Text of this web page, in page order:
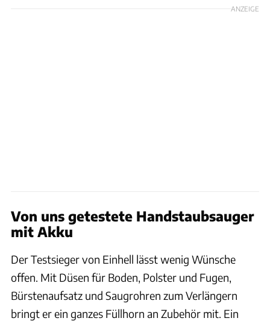
ANZEIGE
Von uns getestete Handstaubsauger
mit Akku
Der Testsieger von Einhell lässt wenig Wünsche
offen. Mit Düsen für Boden, Polster und Fugen,
Bürstenaufsatz und Saugrohren zum Verlängern
bringt er ein ganzes Füllhorn an Zubehör mit. Ein